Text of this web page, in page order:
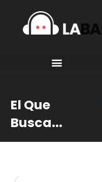
El Que
Busca...